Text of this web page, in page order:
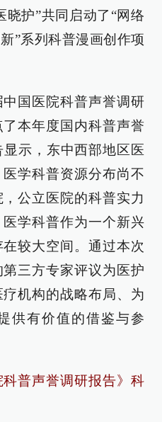
晓护”共同启动了“网络
”系列科普漫画创作项
国医院科普声誉调研
本年度国内科普声誉
示，东中西部地区医
学科普资源分布尚不
公立医院的科普实力
学科普作为一个新兴
较大空间。通过本次
三方专家评议为医护
机构的战略布局、为
供有价值的借鉴与参
普声誉调研报告》科